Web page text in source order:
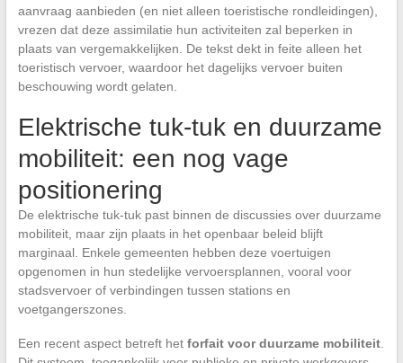
aanvraag aanbieden (en niet alleen toeristische rondleidingen),
vrezen dat deze assimilatie hun activiteiten zal beperken in
plaats van vergemakkelijken. De tekst dekt in feite alleen het
toeristisch vervoer, waardoor het dagelijks vervoer buiten
beschouwing wordt gelaten.
Elektrische tuk-tuk en duurzame
mobiliteit: een nog vage
positionering
De elektrische tuk-tuk past binnen de discussies over duurzame
mobiliteit, maar zijn plaats in het openbaar beleid blijft
marginaal. Enkele gemeenten hebben deze voertuigen
opgenomen in hun stedelijke vervoersplannen, vooral voor
stadsvervoer of verbindingen tussen stations en
voetgangerszones.
Een recent aspect betreft het forfait voor duurzame mobiliteit.